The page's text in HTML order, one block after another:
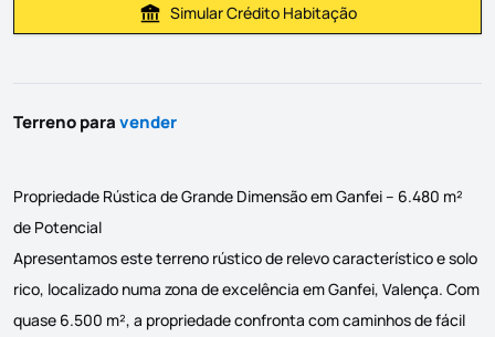
Simular Prestação
Simular Crédito Habitação
Terreno paravender
Propriedade Rústica de Grande Dimensão em Ganfei – 6.480 m²
de Potencial
Apresentamos este terreno rústico de relevo característico e solo
rico, localizado numa zona de excelência em Ganfei, Valença. Com
quase 6.500 m², a propriedade confronta com caminhos de fácil